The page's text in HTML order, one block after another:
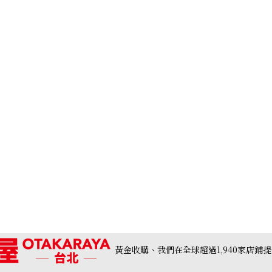
Cartier Roadster SM 2007 Summer Limited
黃金收購、我們在全球超過1,940家店鋪